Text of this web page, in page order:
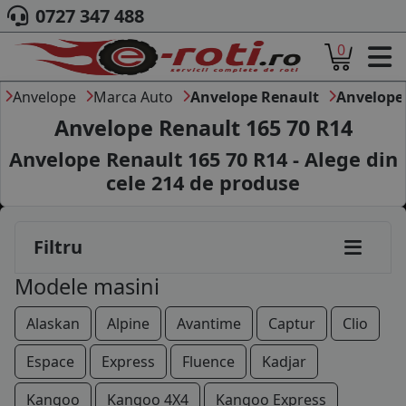
ACASA
DESPRE NOI
ANVELOPE
AUTO
CAMION
MOTO
MARCA AUTO
BLOG
B2B - COLABORARE COMPANII
CONT
0727 347 488
0
Anvelope Marca Auto Anvelope Renault Anvelope
Anvelope Renault 165 70 R14
Anvelope Renault 165 70 R14 - Alege din
cele 214 de produse
Filtru
Modele masini
Alaskan Alpine Avantime Captur
Clio
Espace
Express Fluence
Kadjar
Kangoo
Kangoo 4X4
Kangoo Express